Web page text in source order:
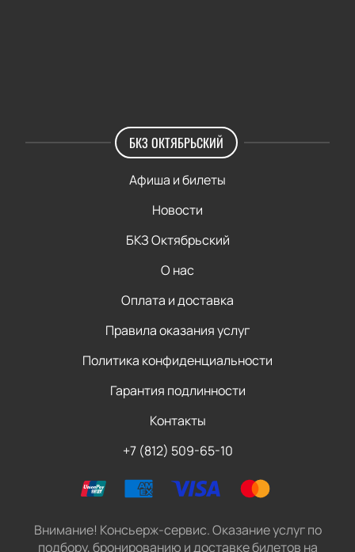
БКЗ ОКТЯБРЬСКИЙ
Афиша и билеты
Новости
БКЗ Октябрьский
О нас
Оплата и доставка
Правила оказания услуг
Политика конфиденциальности
Гарантия подлинности
Контакты
+7 (812) 509-65-10
Внимание! Консьерж-сервис. Оказание услуг по
подбору, бронированию и доставке билетов на